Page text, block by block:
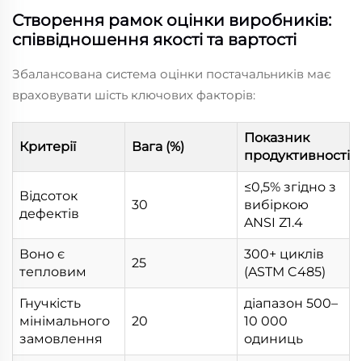
Створення рамок оцінки виробників:
співвідношення якості та вартості
Збалансована система оцінки постачальників має
враховувати шість ключових факторів:
Критерії Вага (%)
Показник
продуктивності
Відсоток
дефектів
30
≤0,5% згідно з
вибіркою
ANSI Z1.4
Воно є
тепловим
25
300+ циклів
(ASTM C485)
Гнучкість
мінімального
замовлення
20
діапазон 500–
10 000
одиниць